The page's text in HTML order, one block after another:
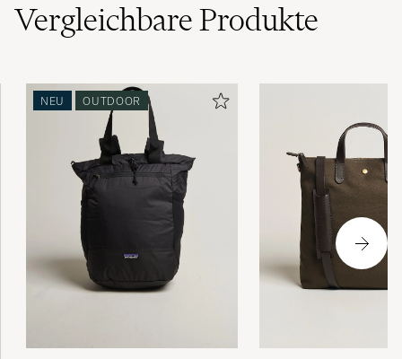
VergleichbareProdukte
NEU OUTDOOR